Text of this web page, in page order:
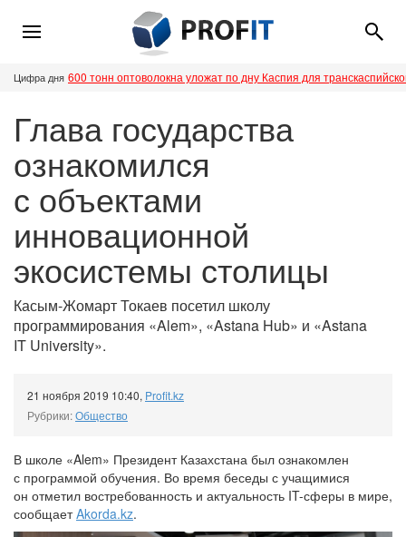
Цифра дня 600 тонн оптоволокна уложат по дну Каспия для
Глава государства
ознакомился
с объектами
инновационной
экосистемы столицы
Касым-Жомарт Токаев посетил школу
программирования «Alem», «Astana Hub» и «Astana
IT University».
21 ноября 2019 10:40, Profit.kz
Рубрики:Общество
В школе «Alem» Президент Казахстана был ознакомлен
с программой обучения. Во время беседы с учащимися
он отметил востребованность и актуальность IT-сферы в мире,
сообщаетAkorda.kz.